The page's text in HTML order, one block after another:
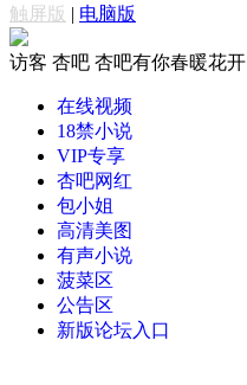
触屏版 | 电脑版
访客 杏吧 杏吧有你春暖花开
在线视频
18禁小说
VIP专享
杏吧网红
包小姐
高清美图
有声小说
菠菜区
公告区
新版论坛入口